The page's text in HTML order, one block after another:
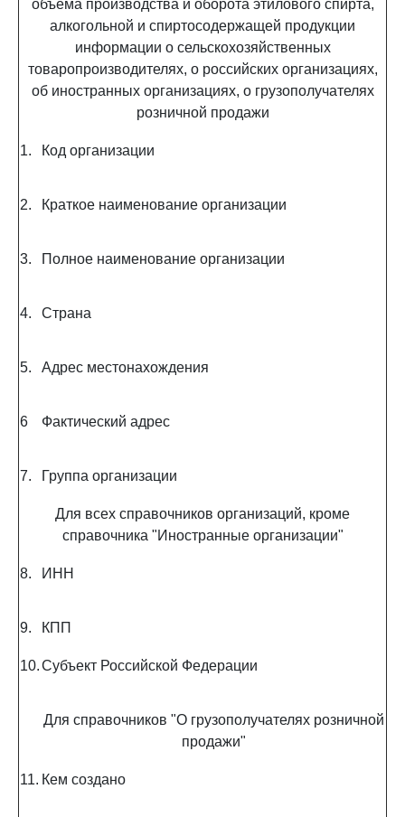
объема производства и оборота этилового спирта,
алкогольной и спиртосодержащей продукции
информации о сельскохозяйственных
товаропроизводителях, о российских организациях,
об иностранных организациях, о грузополучателях
розничной продажи
1. Код организации
2. Краткое наименование организации
3. Полное наименование организации
4. Страна
5. Адрес местонахождения
6 Фактический адрес
7. Группа организации
Для всех справочников организаций, кроме
справочника "Иностранные организации"
8. ИНН
9. КПП
10.Субъект Российской Федерации
Для справочников "О грузополучателях розничной
продажи"
11. Кем создано